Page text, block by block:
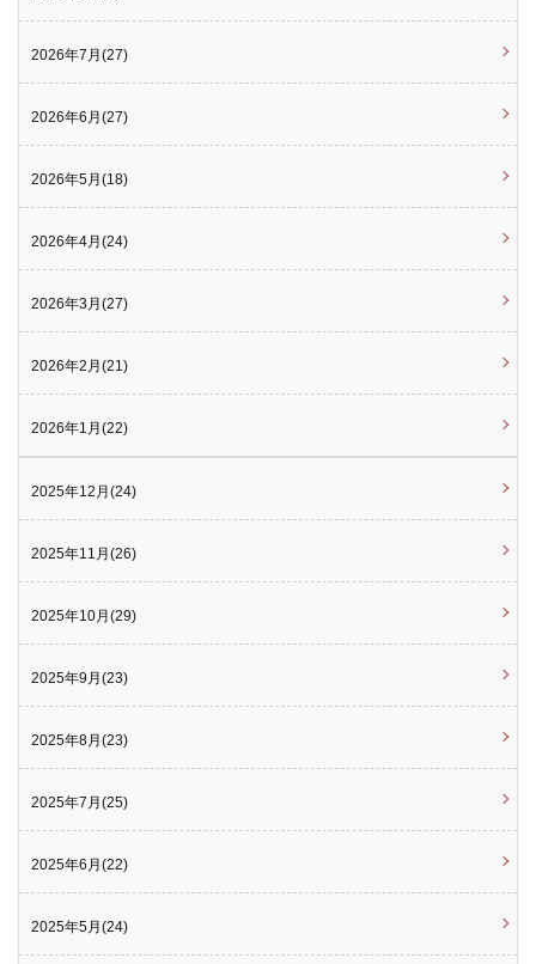
2026年7月(27)
2026年6月(27)
2026年5月(18)
2026年4月(24)
2026年3月(27)
2026年2月(21)
2026年1月(22)
2025年12月(24)
2025年11月(26)
2025年10月(29)
2025年9月(23)
2025年8月(23)
2025年7月(25)
2025年6月(22)
2025年5月(24)